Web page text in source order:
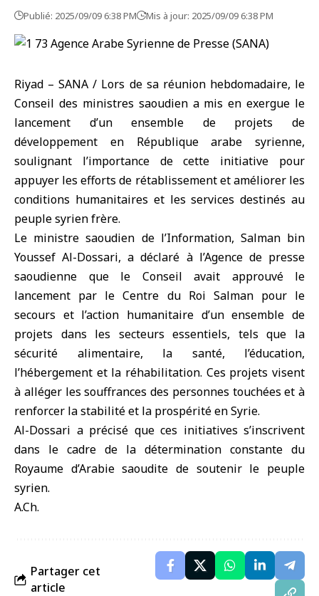
Publié: 2025/09/09 6:38 PM Mis à jour: 2025/09/09 6:38 PM
Riyad – SANA / Lors de sa réunion hebdomadaire, le
Conseil des ministres saoudien a mis en exergue le
lancement d’un ensemble de projets de
développement en République arabe syrienne,
soulignant l’importance de cette initiative pour
appuyer les efforts de rétablissement et améliorer les
conditions humanitaires et les services destinés au
peuple syrien frère.
Le ministre saoudien de l’Information, Salman bin
Youssef Al-Dossari, a déclaré à l’Agence de presse
saoudienne que le Conseil avait approuvé le
lancement par le Centre du Roi Salman pour le
secours et l’action humanitaire d’un ensemble de
projets dans les secteurs essentiels, tels que la
sécurité alimentaire, la santé, l’éducation,
l’hébergement et la réhabilitation. Ces projets visent
à alléger les souffrances des personnes touchées et à
renforcer la stabilité et la prospérité en Syrie.
Al-Dossari a précisé que ces initiatives s’inscrivent
dans le cadre de la détermination constante du
Royaume d’Arabie saoudite de soutenir le peuple
syrien.
A.Ch.
Partager cet
article